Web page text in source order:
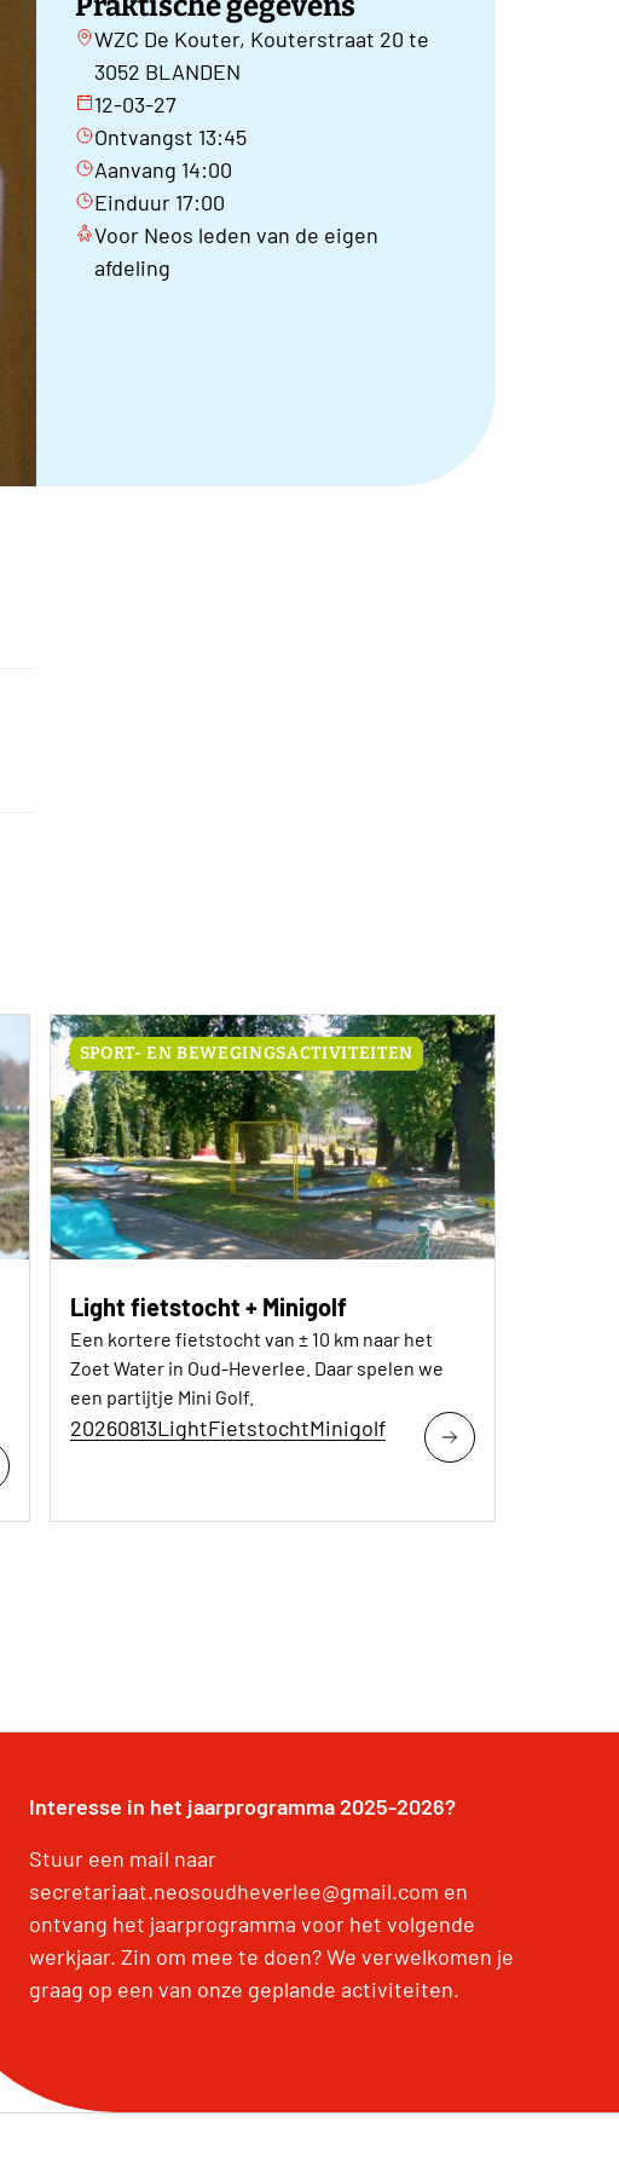
WZC De Kouter, Kouterstraat 20 te
3052 BLANDEN
12-03-27
Ontvangst 13:45
Aanvang 14:00
Einduur 17:00
Voor Neos leden van de eigen
afdeling
SPORT- EN BEWEGINGSACTIVITEITEN
Light fietstocht + Minigolf
Een kortere fietstocht van ± 10 km naar het
Zoet Water in Oud-Heverlee. Daar spelen we
een partijtje Mini Golf.
20260813LightFietstochtMinigolf
Interesse in het jaarprogramma 2025-2026?
Stuur een mail naar
secretariaat.neosoudheverlee@gmail.com en
ontvang het jaarprogramma voor het volgende
werkjaar. Zin om mee te doen? We verwelkomen je
graag op een van onze geplande activiteiten.